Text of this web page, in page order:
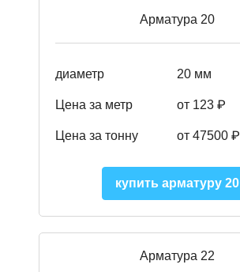
Арматура 20
диаметр 20 мм
Цена за метр от 123 ₽
Цена за тонну от 47500 ₽
купить арматуру 20
Арматура 22